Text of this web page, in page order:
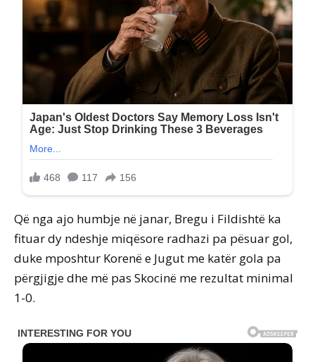
Që nga ajo humbje në janar, Bregu i Fildishtë ka
fituar dy ndeshje miqësore radhazi pa pësuar gol,
duke mposhtur Korenë e Jugut me katër gola pa
përgjigje dhe më pas Skocinë me rezultat minimal
1-0.